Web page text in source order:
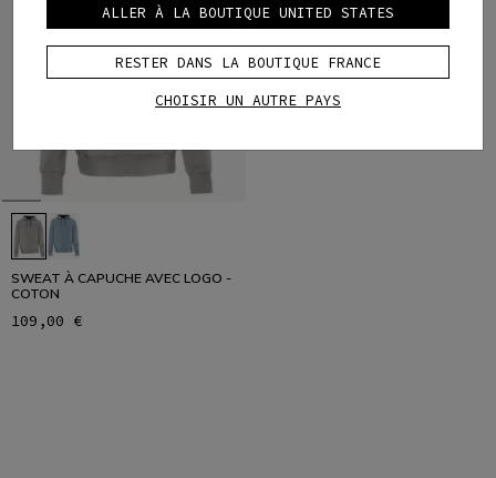
SWEAT À CAPUCHE AVEC LOGO -
COTON
109,00 €
ALLER À LA BOUTIQUE UNITED STATES
RESTER DANS LA BOUTIQUE FRANCE
CHOISIR UN AUTRE PAYS